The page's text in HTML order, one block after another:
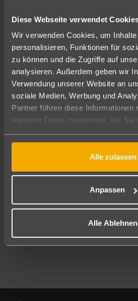
Diese Webseite verwendet
Wir verwenden Cookies, um
personalisieren, Funktionen für
zu können und die Zugriffe auf
analysieren. Außerdem geben wir
Verwendung unserer Website an
soziale Medien, Werbung und
Partner führen diese Informationen
weiteren Daten zusammen, die Sie
gesammelt haben.
Alle zulassen
Anpassen
Alle Ablehnen
Ändere die Kriterien nach deinen
Pauschal
Abflughafen
Alle Abflughäfen
09.08.26–07.08.27 7-21
Mehr Filter